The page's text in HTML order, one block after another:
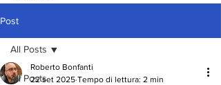
Post
All Posts
All Posts
Roberto Bonfanti
22 set 2025 Tempo di lettura: 2 min